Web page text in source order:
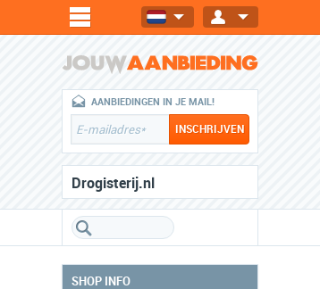
AANBIEDINGEN IN JE MAIL!
Drogisterij.nl
SHOP INFO